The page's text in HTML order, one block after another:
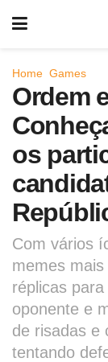
Home Games
Ordem
os
Com vários
memes
réplicas
oponente e
de risadas e
tentando